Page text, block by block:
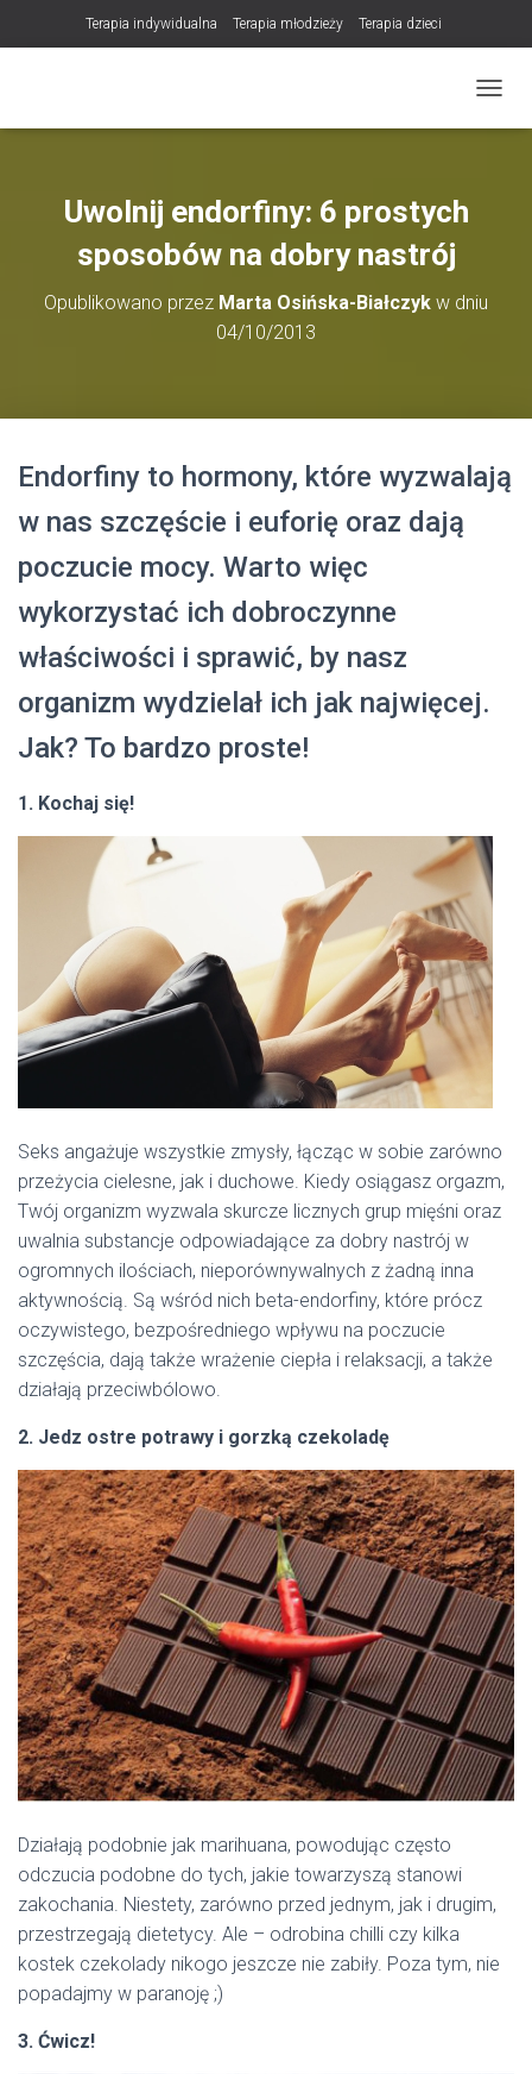
Terapia indywidualna Terapia młodzieży Terapia dzieci
NOWOŚĆ! Trening Komunikacji dla Par
LET Me Go! – Ekspresowa Terapia Lęku (IET) Cart
Konsultacje rodzicielskie
Uwolnij endorfiny: 6 prostych
sposobów na dobry nastrój
Opublikowano przez Marta Osińska-Białczyk w dniu
04/10/2013
Endorfiny to hormony, które wyzwalają
w nas szczęście i euforię oraz dają
poczucie mocy. Warto więc
wykorzystać ich dobroczynne
właściwości i sprawić, by nasz
organizm wydzielał ich jak najwięcej.
Jak? To bardzo proste!
1. Kochaj się!
Seks angażuje wszystkie zmysły, łącząc w sobie zarówno
przeżycia cielesne, jak i duchowe. Kiedy osiągasz orgazm,
Twój organizm wyzwala skurcze licznych grup mięśni oraz
uwalnia substancje odpowiadające za dobry nastrój w
ogromnych ilościach, nieporównywalnych z żadną inna
aktywnością. Są wśród nich beta-endorfiny, które prócz
oczywistego, bezpośredniego wpływu na poczucie
szczęścia, dają także wrażenie ciepła i relaksacji, a także
działają przeciwbólowo.
2. Jedz ostre potrawy i gorzką czekoladę
Działają podobnie jak marihuana, powodując często
odczucia podobne do tych, jakie towarzyszą stanowi
zakochania. Niestety, zarówno przed jednym, jak i drugim,
przestrzegają dietetycy. Ale – odrobina chilli czy kilka
kostek czekolady nikogo jeszcze nie zabiły. Poza tym, nie
popadajmy w paranoję ;)
3. Ćwicz!